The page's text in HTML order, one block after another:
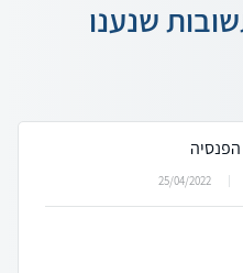
שנענו
הפנסיה
25/04/2022